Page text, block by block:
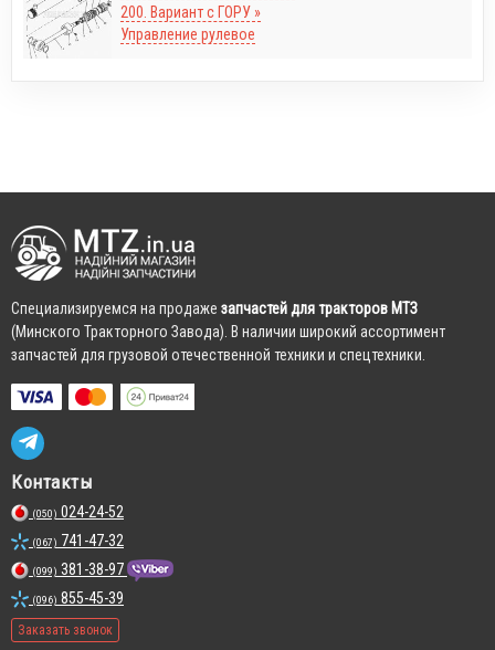
200. Вариант с ГОРУ »
Управление рулевое
Cпециализируемся на продаже запчастей для тракторов МТЗ
(Минского Тракторного Завода). В наличии широкий ассортимент
запчастей для грузовой отечественной техники и спецтехники.
Контакты
(050) 024-24-52
(067) 741-47-32
(099) 381-38-97
(096) 855-45-39
Заказать звонок